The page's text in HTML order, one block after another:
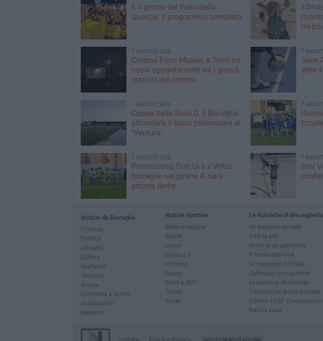
È il giorno del Palio della
Quercia: il programma completo
tre
7 AGOSTO 2026
Cinema Fuori Museo, a Trani tre
nuovi appuntamenti tra i grandi
classici del cinema
7
Serie
altre
7 AGOSTO 2026
Coppa Italia Serie D, il Bisceglie
affronterà il turno preliminare al
"Ventura"
7
7 AGOSTO 2026
Promozione, Don Uva e Virtus
Bisceglie nel girone A: sarà
ancora derby
7
Star
Notizie da Bisceglie
Cronaca
Politica
Attualità
Cultura
Spettacoli
Territorio
Scuola
Economia e lavoro
Associazioni
Religioni
Notizie sportive
Atletica leggera
Basket
Calcio
Calcio a 5
Ciclismo
Rugby
Sport a 360°
Tennis
Volley
Le Rubriche di
Un pediatra sul web
Dare la vita
Morte di un gettonista
Il Ponte dell'Almà
Le ragnatele di Ersilia
Colloquio con l'assente
Le parole di Sherazade
T-innova per la tua impresa
ENAPA e CAF
Natura varia
GOCITY NEWS PLATFORM